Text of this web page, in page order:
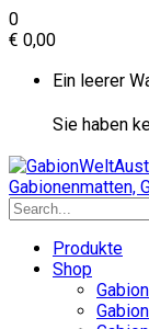
0
€ 0,00
Ein leerer
Sie haben
Produkte
Shop